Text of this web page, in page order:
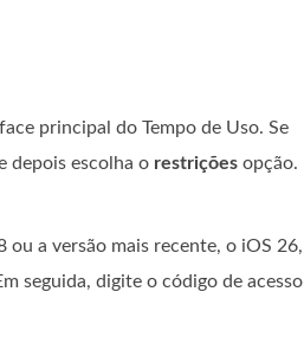
principal do Tempo de Uso. Se
depois escolha o restrições opção.
a versão mais recente, o iOS 26,
seguida, digite o código de acesso